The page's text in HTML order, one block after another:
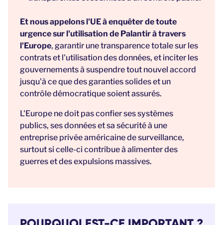
Et nous appelons l'UE à enquêterde toute
urgence sur l'utilisation de Palantir à travers
l'Europe, garantir une transparence totale sur les
contrats et l'utilisation des données, et inciter les
gouvernements à suspendre tout nouvel accord
jusqu'à ce que des garanties solides et un
contrôle démocratique soient assurés.
L'Europe ne doit pas confier ses systèmes
publics, ses données et sa sécurité à une
entreprise privée américaine de surveillance,
surtout si celle-ci contribue à alimenter des
guerres et des expulsions massives.